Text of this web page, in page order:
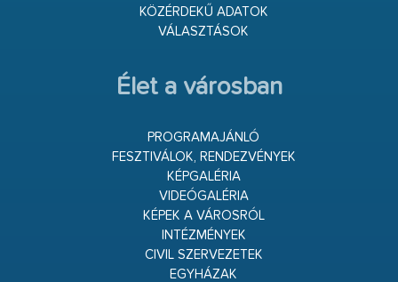
KÖZÉRDEKŰ ADATOK
VÁLASZTÁSOK
Élet a városban
PROGRAMAJÁNLÓ
FESZTIVÁLOK, RENDEZVÉNYEK
KÉPGALÉRIA
VIDEÓGALÉRIA
KÉPEK A VÁROSRÓL
INTÉZMÉNYEK
CIVIL SZERVEZETEK
EGYHÁZAK